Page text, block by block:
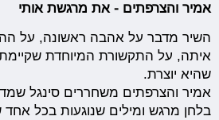
אמיר והצרפתים - את מרגשת אותי
השיר מדבר על אהבה ראשונה, על
איתה, על התקשורת המיוחדת שקיימת
שהיא יוצרת.
אמיר והצרפתים משחררים סינגל
בלחן מרגש ומילים שנוגעות בכל